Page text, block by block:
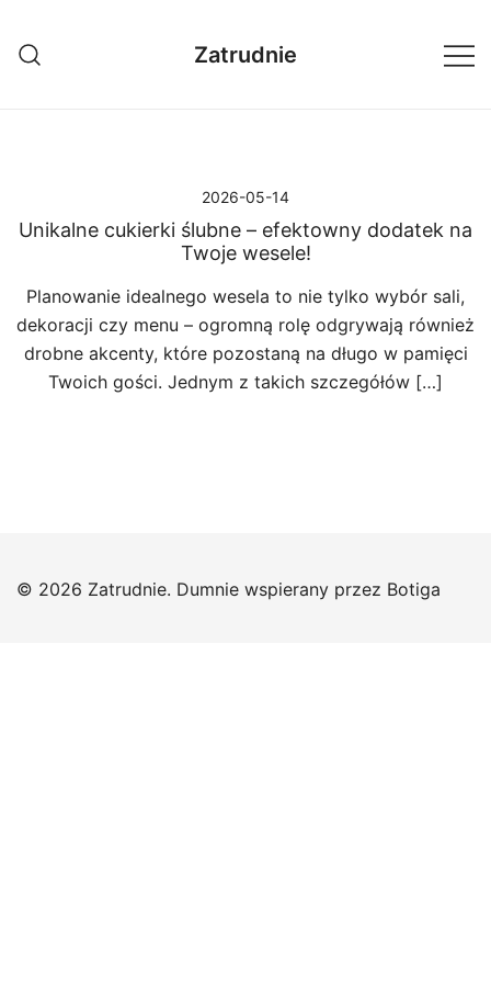
treści
Zatrudnie
2026-05-14
Unikalne cukierki ślubne – efektowny dodatek na
Twoje wesele!
Planowanie idealnego wesela to nie tylko wybór sali,
dekoracji czy menu – ogromną rolę odgrywają również
drobne akcenty, które pozostaną na długo w pamięci
Twoich gości. Jednym z takich szczegółów […]
© 2026 Zatrudnie. Dumnie wspierany przez Botiga